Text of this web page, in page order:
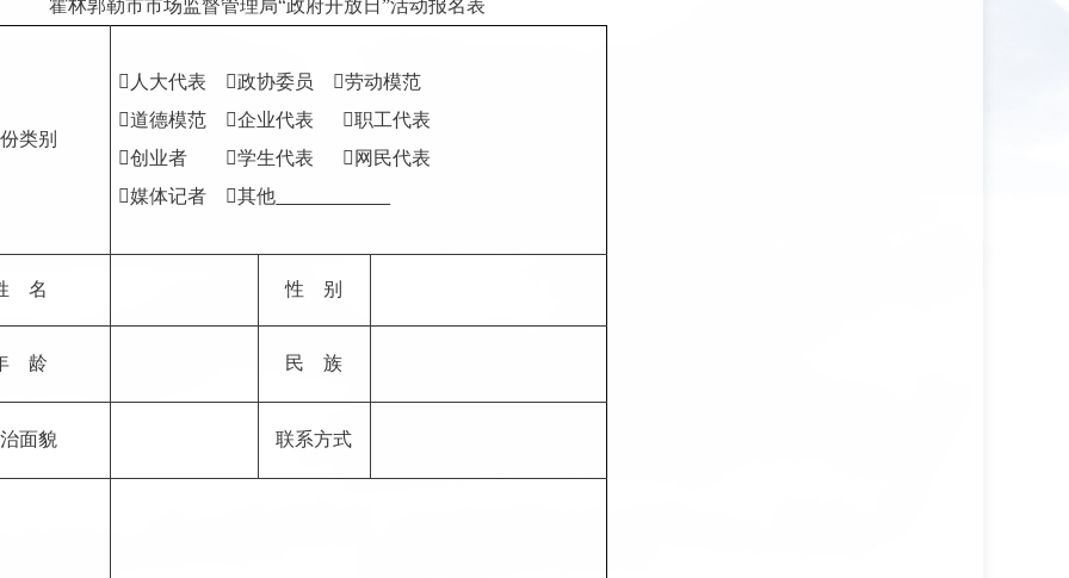
霍林郭勒市市场监督管理局“政府开放日”活动报名表
类别
 人大代表 政协委员 劳动模范
道德模范 企业代表 职工代表
创业者 学生代表  网民代表
媒体记者 其他
名 性 别
龄 民 族
面貌 联系方式